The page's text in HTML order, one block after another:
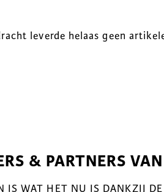
leverde helaas geen
& PARTNERS
IS WAT HET NU IS DANKZIJ